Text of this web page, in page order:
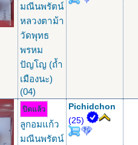
มณีนพรัตน์
หลวงตาม้า
วัดพุทธ
พรหม
ปัญโญ (ถ้ำ
เมืองนะ)
(04)
ปิดแล้ว
ลูกอมแก้ว
มณีนพรัตน์
Pichidchon
(25)